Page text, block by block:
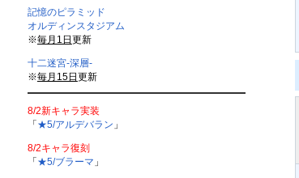
記憶のピラミッド
オルディンスタジアム
※毎月1日 更新
十二迷宮-深層-
※毎月15日更新
8/2新キャラ実装
「 ★5/アルデバラン 」
8/2キャラ復刻
「★5/ブラーマ 」